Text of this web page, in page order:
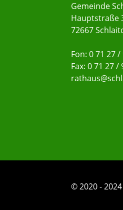
Gemeinde
Hauptstraße
72667
Fon: 0 71 27 /
Fax: 0 71 27 /
© 2020 -